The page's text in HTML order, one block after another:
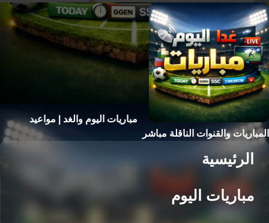
مباريات اليوم والغد | مواعيد
المباريات والقنوات الناقلة مباشر
الرئيسية
مباريات اليوم